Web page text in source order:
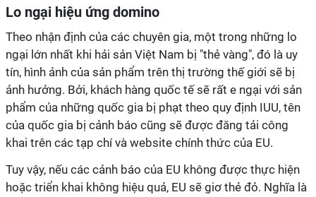
Lo ngại hiệu ứng domino
Theo nhận định của các chuyên gia, một trong những lo
ngại lớn nhất khi hải sản Việt Nam bị "thẻ vàng", đó là uy
tín, hình ảnh của sản phẩm trên thị trường thế giới sẽ bị
ảnh hưởng. Bởi, khách hàng quốc tế sẽ rất e ngại với sản
phẩm của những quốc gia bị phạt theo quy định IUU, tên
của quốc gia bị cảnh báo cũng sẽ được đăng tải công
khai trên các tạp chí và website chính thức của EU.
Tuy vậy, nếu các cảnh báo của EU không được thực hiện
hoặc triển khai không hiệu quả, EU sẽ giơ thẻ đỏ. Nghĩa là